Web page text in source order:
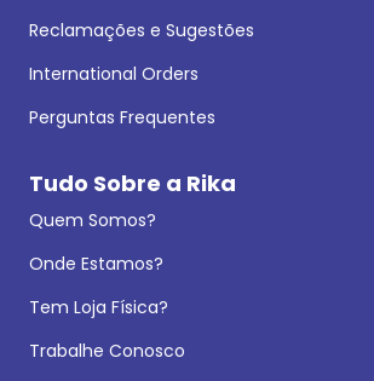
Reclamações e Sugestões
International Orders
Perguntas Frequentes
Tudo Sobre a Rika
Quem Somos?
Onde Estamos?
Tem Loja Física?
Trabalhe Conosco